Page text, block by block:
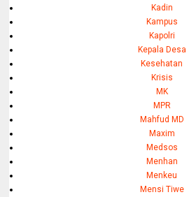
Kadin
Kampus
Kapolri
Kepala Desa
Kesehatan
Krisis
MK
MPR
Mahfud MD
Maxim
Medsos
Menhan
Menkeu
Mensi Tiwe